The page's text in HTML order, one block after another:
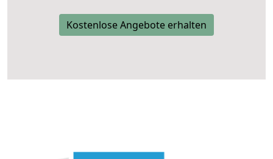
Kostenlose Angebote erhalten